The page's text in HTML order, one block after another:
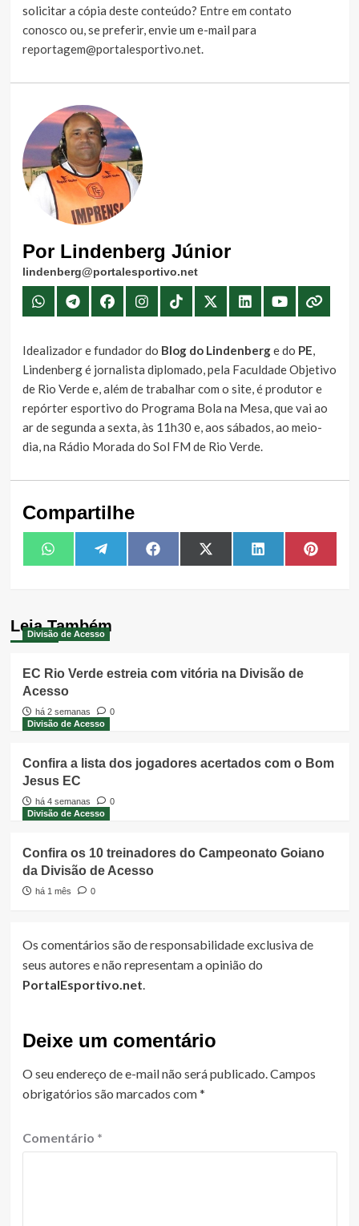
solicitar a cópia deste conteúdo? Entre em contato
conosco ou, se preferir, envie um e-mail para
reportagem@portalesportivo.net.
Por Lindenberg Júnior
lindenberg@portalesportivo.net
Idealizador e fundador do Blog do Lindenberge do PE,
Lindenberg é jornalista diplomado, pela Faculdade Objetivo
de Rio Verde e, além de trabalhar com o site, é produtor e
repórter esportivo do Programa Bola na Mesa, que vai ao
ar de segunda a sexta, às 11h30 e, aos sábados, ao meio-
dia, na Rádio Morada do Sol FM de Rio Verde.
Compartilhe
Share
on
WhatsAppShare
on
TelegramShare
on
FacebookShare
on
X
(Twitter)
Share
on
LinkedIn Share
on
Leia Também
Divisão de Acesso
EC Rio Verde estreia com vitória na Divisão de
Acesso
há 2 semanas
0
Divisão de Acesso
Confira a lista dos jogadores acertados com o Bom
Jesus EC
há 4 semanas
0
Divisão de Acesso
Confira os 10 treinadores do Campeonato Goiano
da Divisão de Acesso
há 1 mês 0
Os comentários são de responsabilidade exclusiva de
seus autores e não representam a opinião do
PortalEsportivo.net.
Deixe um comentário
O seu endereço de e-mail não será publicado.Campos
obrigatórios são marcados com*
Comentário *